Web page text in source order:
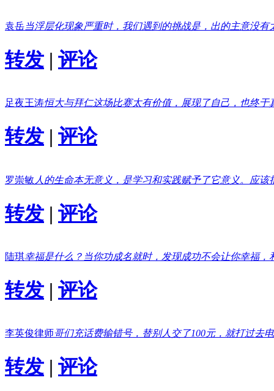
袁岳当浮层化现象严重时，我们遇到的挑战是，出的主意没
转发 | 评论
足夜王涛恒大与拜仁这场比赛太有价值，展现了自己，也终
转发 | 评论
罗崇敏 人的生命本无意义，是学习和实践赋予了它意义。应
转发 | 评论
陆琪幸福是什么？当你功成名就时，发现成功不会让你幸福
转发 | 评论
李英俊律师哥们充话费输错号，替别人交了100元，就打过去
转发 | 评论